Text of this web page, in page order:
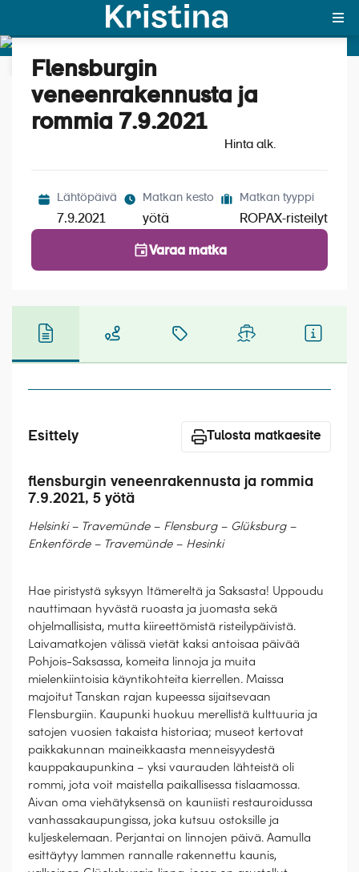
MAJAKKA-portaali
Suosikit
OTA YHTEYTTÄ
Matkakalenteri
Laivat
Meistä
Katso kuvat (4)
Flensburgin
veneenrakennusta ja
rommia 7.9.2021
Hinta alk.
Lähtöpäivä
7.9.2021
Matkan kesto
yötä
Matkan tyyppi
ROPAX-risteilyt
Varaa matka
Esittely Tulosta matkaesite
flensburgin veneenrakennusta ja rommia
7.9.2021, 5 yötä
Helsinki – Travemünde – Flensburg – Glüksburg –
Enkenförde – Travemünde – Hesinki
Hae piristystä syksyyn Itämereltä ja Saksasta! Uppoudu
nauttimaan hyvästä ruoasta ja juomasta sekä
ohjelmallisista, mutta kiireettömistä risteilypäivistä.
Laivamatkojen välissä vietät kaksi antoisaa päivää
Pohjois-Saksassa, komeita linnoja ja muita
mielenkiintoisia käyntikohteita kierrellen. Maissa
majoitut Tanskan rajan kupeessa sijaitsevaan
Flensburgiin. Kaupunki huokuu merellistä kulttuuria ja
satojen vuosien takaista historiaa; museot kertovat
paikkakunnan maineikkaasta menneisyydestä
kauppakaupunkina – yksi vaurauden lähteistä oli
rommi, jota voit maistella paikallisessa tislaamossa.
Aivan oma viehätyksensä on kauniisti restauroidussa
vanhassakaupungissa, joka kutsuu ostoksille ja
kuljeskelemaan. Perjantai on linnojen päivä. Aamulla
esittäytyy lammen rannalle rakennettu kaunis,